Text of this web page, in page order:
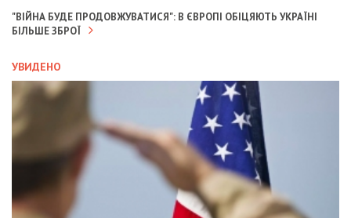
"ВІЙНА БУДЕ ПРОДОВЖУВАТИСЯ": В ЄВРОПІ ОБІЦЯЮТЬ УКРАЇНІ
БІЛЬШЕ ЗБРОЇ
УВИДЕНО